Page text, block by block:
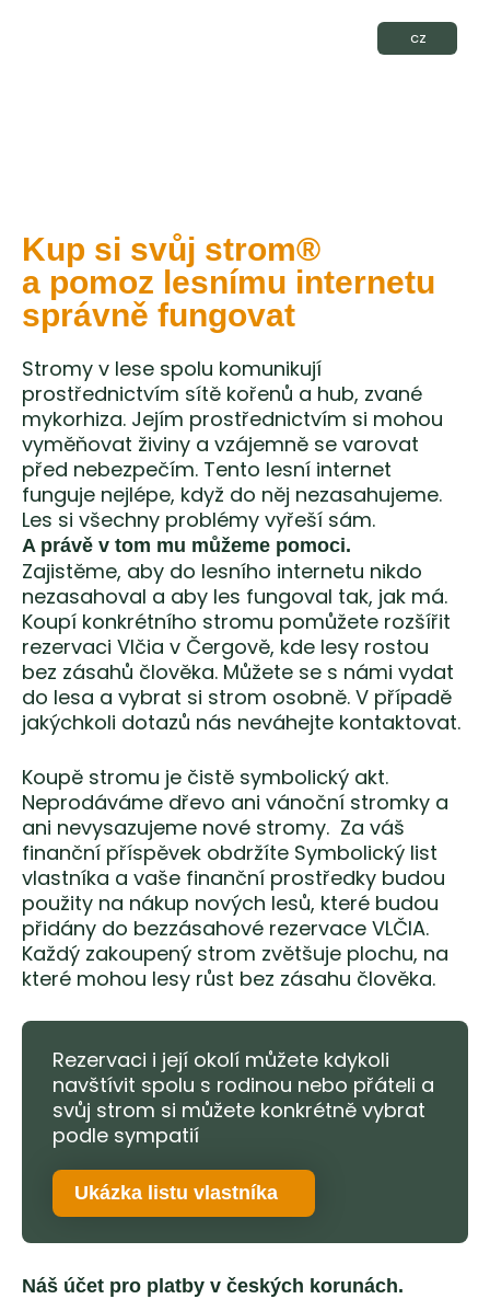
cz
Kup si svůj strom®
a pomoz lesnímu internetu
správně fungovat
Stromy v lese spolu komunikují
prostřednictvím sítě kořenů a hub, zvané
mykorhiza. Jejím prostřednictvím si mohou
vyměňovat živiny a vzájemně se varovat
před nebezpečím. Tento lesní internet
funguje nejlépe, když do něj nezasahujeme.
Les si všechny problémy vyřeší sám.
A právě v tom mu můžeme pomoci.
Zajistěme, aby do lesního internetu nikdo
nezasahoval a aby les fungoval tak, jak má.
Koupí konkrétního stromu pomůžete rozšířit
rezervaci Vlčia v Čergově, kde lesy rostou
bez zásahů člověka. Můžete se s námi vydat
do lesa a vybrat si strom osobně. V případě
jakýchkoli dotazů nás neváhejte kontaktovat.
Koupě stromu je čistě symbolický akt.
Neprodáváme dřevo ani vánoční stromky a
ani nevysazujeme nové stromy. Za váš
finanční příspěvek obdržíte Symbolický list
vlastníka a vaše finanční prostředky budou
použity na nákup nových lesů, které budou
přidány do bezzásahové rezervace VLČIA.
Každý zakoupený strom zvětšuje plochu, na
které mohou lesy růst bez zásahu člověka.
Rezervaci i její okolí můžete kdykoli
navštívit spolu s rodinou nebo přáteli a
svůj strom si můžete konkrétně vybrat
podle sympatií
Ukázka listu vlastníka
Náš účet pro platby v českých korunách.